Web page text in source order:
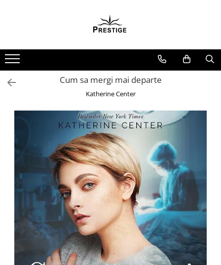
Noutati
Promotii
Pachete Speciale Carti
Spiritualitate - Ezoterism
Chiromantie
Dezvoltare Spirituala
KidConnection
Minte Corp
New Illuminati Files
Numerologie
Parapsihologie
Cum sa mergi mai departe
Katherine Center